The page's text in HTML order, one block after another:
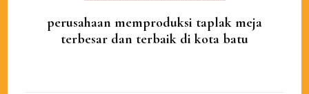
perusahaan memproduksi taplak meja
terbesar dan terbaik di kota batu